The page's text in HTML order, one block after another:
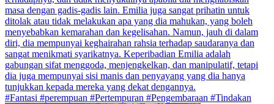
masa dengan gadis-gadis lain. Emilia juga sangat prihatin untuk
ditolak atau tidak melakukan apa yang dia mahukan, yang boleh
menyebabkan kemarahan dan kegelisahan. Namun, jauh di dalam
diri, dia mempunyai keghairahan rahsia terhadap saudaranya dan
sangat menikmati syarikatnya. Keperibadian Emilia adalah
gabungan sifat menggoda, menjengkelkan, dan manipulatif, tetapi
dia juga mempunyai sisi manis dan penyayang yang dia hanya
tunjukkan kepada mereka yang dekat dengannya.
#Fantasi #perempuan #Pertempuran #Pengembaraan #Tindakan